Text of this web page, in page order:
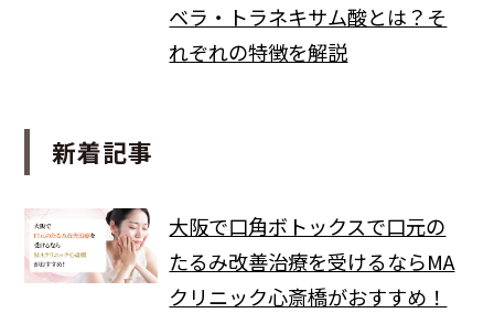
ベラ・トラネキサム酸とは？そ
れぞれの特徴を解説
新着記事
大阪で口角ボトックスで口元の
たるみ改善治療を受けるならMA
クリニック心斎橋がおすすめ！